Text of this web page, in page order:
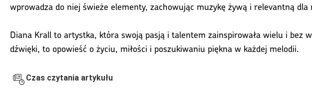
wprowadza do niej świeże elementy, zachowując muzykę żywą i relevantną dla
Diana Krall to artystka, która swoją pasją i talentem zainspirowała wielu i
dźwięki, to opowieść o życiu, miłości i poszukiwaniu piękna w każdej melodii.
Czas czytania artykułu